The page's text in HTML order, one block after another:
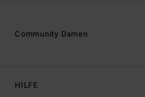
HILFE
Community Damen